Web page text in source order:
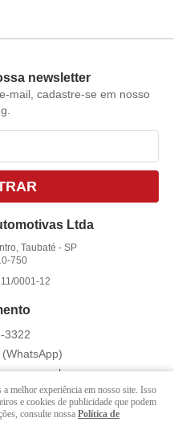
newsletter
mail, cadastre-se em nosso
Ltda
Taubaté -SP
750
0001-12
3322
(WhatsApp)
melhor experiência em nosso site. Isso
e cookies de publicidade que podem
consulte nossa Política de